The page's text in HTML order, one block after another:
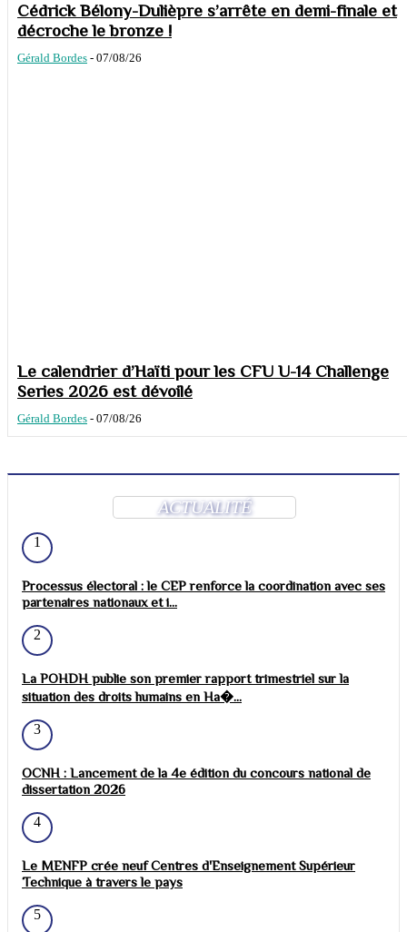
Cédrick Bélony-Dulièpre s’arrête en demi-finale et
décroche le bronze !
Gérald Bordes - 07/08/26
Le calendrier d’Haïti pour les CFU U-14 Challenge
Series 2026 est dévoilé
Gérald Bordes - 07/08/26
ACTUALITÉ
1
Processus électoral : le CEP renforce la coordination avec ses
partenaires nationaux et i...
2
La POHDH publie son premier rapport trimestriel sur la
situation des droits humains en Ha�...
3
OCNH : Lancement de la 4e édition du concours national de
dissertation 2026
4
Le MENFP crée neuf Centres d'Enseignement Supérieur
Technique à travers le pays
5